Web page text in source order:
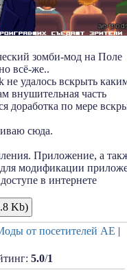
зомби-мод на Поле
всё-же..
не удалось вскрыть
внушительная часть
доработка по мере
сюда.
Приложение, а
модификации
в интернете
Kb)
от посетителей АЕ |
5.0/1